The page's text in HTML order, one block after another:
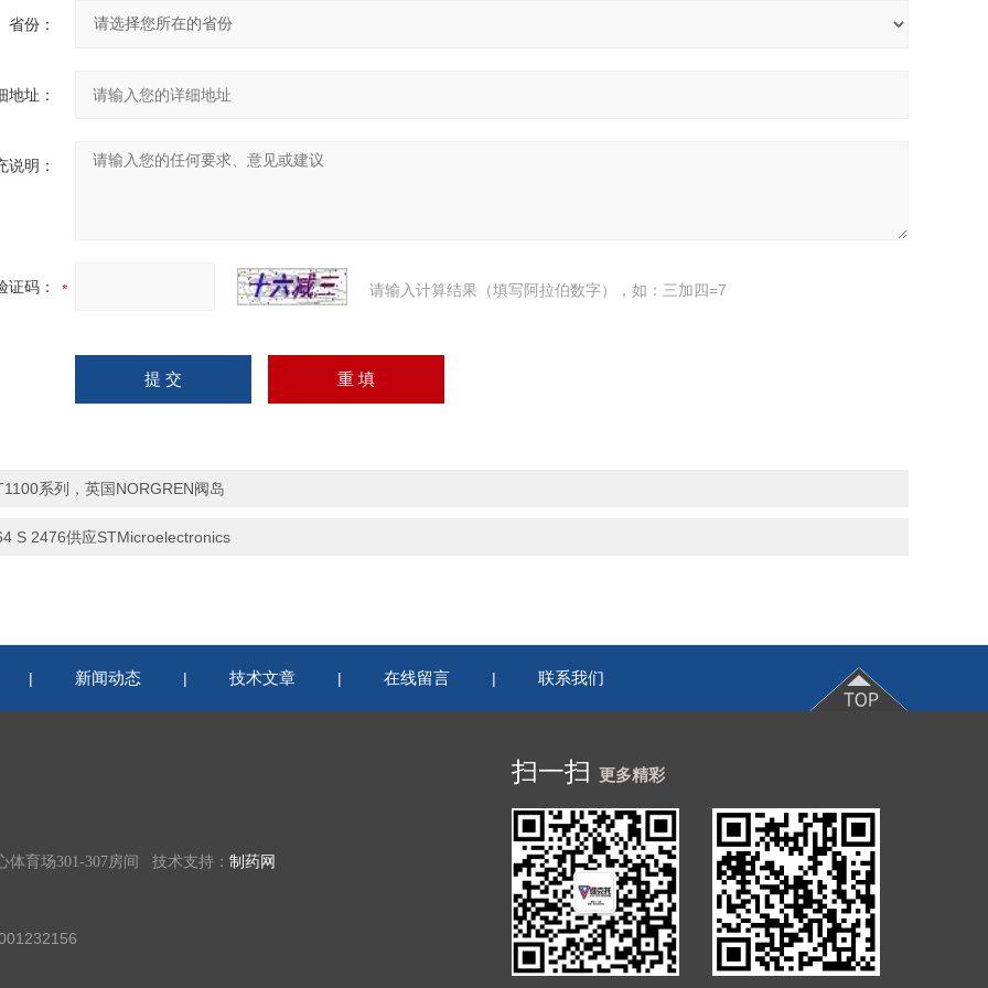
省份：
地址：
说明：
证码： 请输入计算结果（填写阿拉伯数字），如：三加四=7
系列，英国NORGREN阀岛
S 2476供应STMicroelectronics
| 新闻动态 | 技术文章 | 在线留言 | 联系我们
体育场301-307房间 技术支持： 制药网
扫一扫 更多精彩